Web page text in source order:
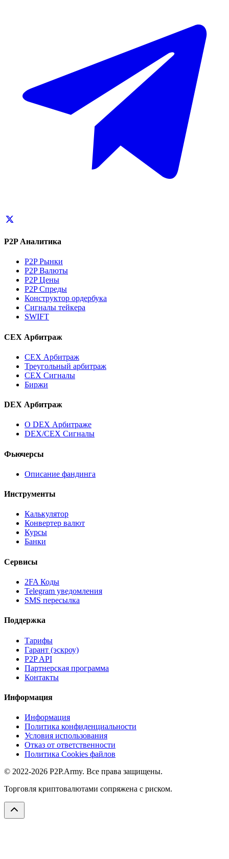
P2P Аналитика
P2P Рынки
P2P Валюты
P2P Цены
P2P Спреды
Конструктор ордербука
Сигналы тейкера
SWIFT
CEX Арбитраж
CEX Арбитраж
Треугольный арбитраж
CEX Сигналы
Биржи
DEX Арбитраж
О DEX Арбитраже
DEX/CEX Сигналы
Фьючерсы
Описание фандинга
Инструменты
Калькулятор
Конвертер валют
Курсы
Банки
Сервисы
2FA Коды
Telegram уведомления
SMS пересылка
Поддержка
Тарифы
Гарант (эскроу)
P2P API
Партнерская программа
Контакты
Информация
Информация
Политика конфиденциальности
Условия использования
Отказ от ответственности
Политика Cookies файлов
© 2022-2026 P2P.Army. Все права защищены.
Торговля криптовалютами сопряжена с риском.